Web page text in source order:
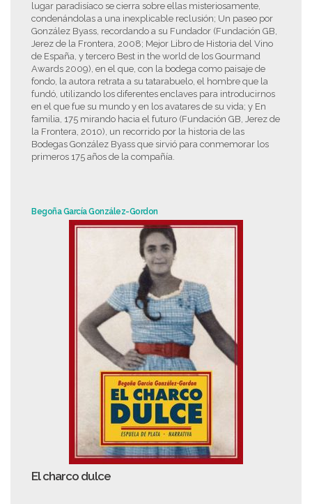
lugar paradisíaco se cierra sobre ellas misteriosamente,
condenándolas a una inexplicable reclusión; Un paseo por
González Byass, recordando a su Fundador (Fundación GB,
Jerez de la Frontera, 2008; Mejor Libro de Historia del Vino
de España, y tercero Best in the world de los Gourmand
Awards 2009), en el que, con la bodega como paisaje de
fondo, la autora retrata a su tatarabuelo, el hombre que la
fundó, utilizando los diferentes enclaves para introducirnos
en el que fue su mundo y en los avatares de su vida; y En
familia, 175 mirando hacia el futuro (Fundación GB, Jerez de
la Frontera, 2010), un recorrido por la historia de las
Bodegas González Byass que sirvió para conmemorar los
primeros 175 años de la compañía.
Begoña García González-Gordon
El charco dulce